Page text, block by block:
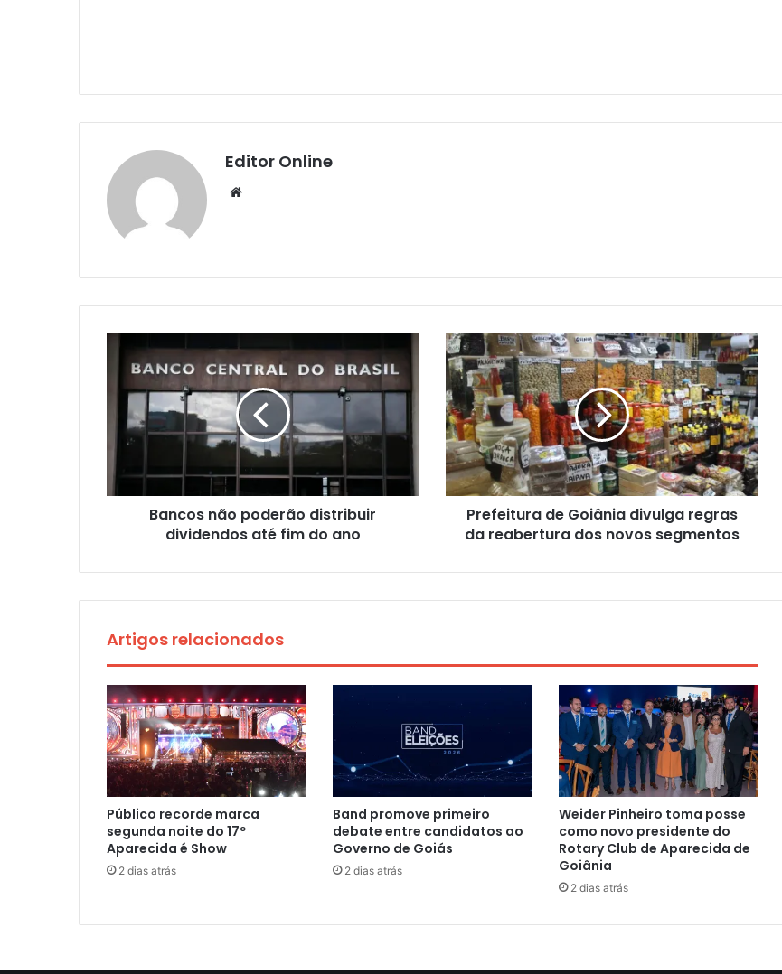
Editor Online
Bancos não poderão distribuir
dividendos até fim do ano
Prefeitura de Goiânia divulga regras
da reabertura dos novos segmentos
Artigos relacionados
Público recorde marca
segunda noite do 17º
Aparecida é Show
2 dias atrás
Band promove primeiro
debate entre candidatos ao
Governo de Goiás
2 dias atrás
Weider Pinheiro toma posse
como novo presidente do
Rotary Club de Aparecida de
Goiânia
2 dias atrás